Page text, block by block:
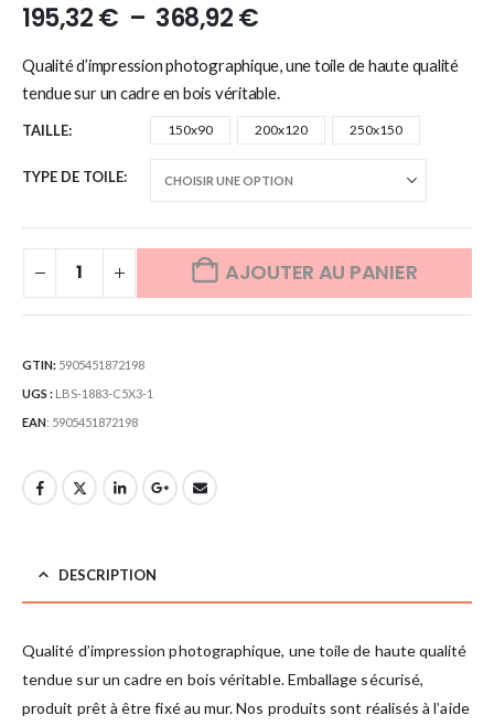
195,32€ – 368,92€
Qualité d’impression photographique, une toile de haute qualité
tendue sur un cadre en bois véritable.
TAILLE 150x90 200x120 250x150
TYPE DE TOILE
AJOUTER AU PANIER
GTIN: 5905451872198
UGS : LBS-1883-C5X3-1
EAN: 5905451872198
DESCRIPTION
Qualité d’impression photographique, une toile de haute qualité
tendue sur un cadre en bois véritable. Emballage sécurisé,
produit prêt à être fixé au mur. Nos produits sont réalisés à l’aide